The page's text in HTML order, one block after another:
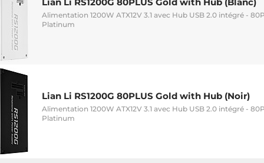
Alimentation 1200W ATX12V 3.1 avec Hub USB 2.0 intégré -
Platinum
Lian Li RS1200G 80PLUS Gold with Hub (Noir)
Alimentation 1200W ATX12V 3.1 avec Hub USB 2.0 intégré -
Platinum